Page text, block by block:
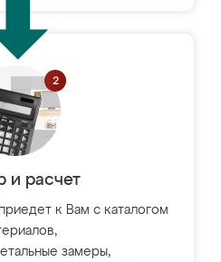
и расчет
к Вам с каталогом
замеры,